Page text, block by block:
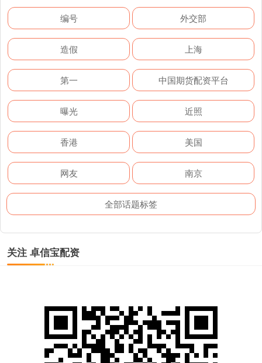
编号 外交部
造假 上海
第一 中国期货配资平台
曝光 近照
香港 美国
网友 南京
全部话题标签
关注 卓信宝配资